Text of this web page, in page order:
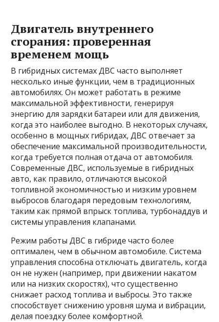
Двигатель внутреннего
сгорания: проверенная
временем мощь
В гибридных системах ДВС часто выполняет
несколько иные функции, чем в традиционных
автомобилях. Он может работать в режиме
максимальной эффективности, генерируя
энергию для зарядки батареи или для движения,
когда это наиболее выгодно. В некоторых случаях,
особенно в мощных гибридах, ДВС отвечает за
обеспечение максимальной производительности,
когда требуется полная отдача от автомобиля.
Современные ДВС, используемые в гибридных
авто, как правило, отличаются высокой
топливной экономичностью и низким уровнем
выбросов благодаря передовым технологиям,
таким как прямой впрыск топлива, турбонаддув и
системы управления клапанами.
Режим работы ДВС в гибриде часто более
оптимален, чем в обычном автомобиле. Система
управления способна отключать двигатель, когда
он не нужен (например, при движении накатом
или на низких скоростях), что существенно
снижает расход топлива и выбросы. Это также
способствует снижению уровня шума и вибрации,
делая поездку более комфортной.